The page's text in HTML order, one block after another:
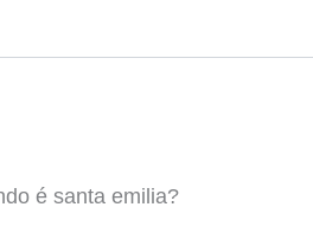
é santa emilia?